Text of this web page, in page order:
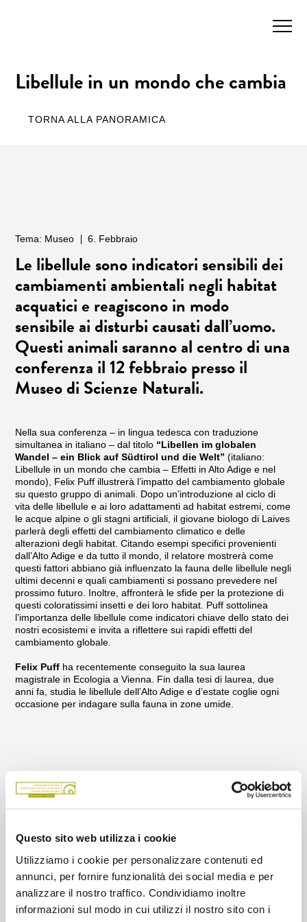
Questo sito web utilizza i cookie
Utilizziamo i cookie per personalizzare contenuti ed
annunci, per fornire funzionalità dei social media e per
analizzare il nostro traffico. Condividiamo inoltre
informazioni sul modo in cui utilizzi il nostro sito con i
Libellule in un mondo che cambia
TORNA ALLA PANORAMICA
Tema: Museo 6. Febbraio
Le libellule sono indicatori sensibili dei
cambiamenti ambientali negli habitat
acquatici e reagiscono in modo
sensibile ai disturbi causati dall’uomo.
Questi animali saranno al centro di una
conferenza il 12 febbraio presso il
Museo di Scienze Naturali.
Nella sua conferenza – in lingua tedesca con traduzione
simultanea in italiano – dal titolo “Libellen im globalen
Wandel – ein Blick auf Südtirol und die Welt” (italiano:
Libellule in un mondo che cambia – Effetti in Alto Adige e nel
mondo), Felix Puff illustrerà l’impatto del cambiamento globale
su questo gruppo di animali. Dopo un’introduzione al ciclo di
vita delle libellule e ai loro adattamenti ad habitat estremi, come
le acque alpine o gli stagni artificiali, il giovane biologo di Laives
parlerà degli effetti del cambiamento climatico e delle
alterazioni degli habitat. Citando esempi specifici provenienti
dall’Alto Adige e da tutto il mondo, il relatore mostrerà come
questi fattori abbiano già influenzato la fauna delle libellule negli
ultimi decenni e quali cambiamenti si possano prevedere nel
prossimo futuro. Inoltre, affronterà le sfide per la protezione di
questi coloratissimi insetti e dei loro habitat. Puff sottolinea
l’importanza delle libellule come indicatori chiave dello stato dei
nostri ecosistemi e invita a riflettere sui rapidi effetti del
cambiamento globale.
Felix Puff ha recentemente conseguito la sua laurea
magistrale in Ecologia a Vienna. Fin dalla tesi di laurea, due
anni fa, studia le libellule dell’Alto Adige e d’estate coglie ogni
occasione per indagare sulla fauna in zone umide.